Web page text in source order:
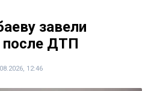
завели
после ДТП
12:46